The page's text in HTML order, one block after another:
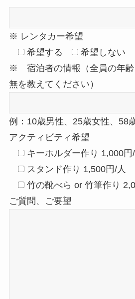
※ レンタカー希望
希望する
希望しない
※ 宿泊者の情報（全員の年齢
無を教えてください）
例：10歳男性、25歳女性、58
アクティビティ希望
キーホルダー作り 1,000円
スタンド作り 1,500円/人
竹の靴べら or 竹筆作り
ご質問、ご要望